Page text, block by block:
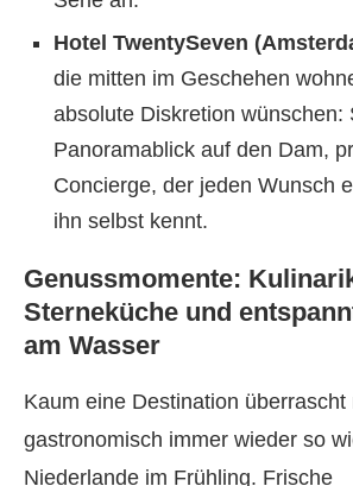
Hotel TwentySeven
die mitten im Geschehen
absolute Diskretion wünschen:
Panoramablick auf den Dam,
Concierge, der jeden Wunsch
ihn selbst kennt.
Genussmomente:
Sterneküche und
am Wasser
Kaum eine Destination überrascht
gastronomisch immer wieder so
Niederlande im Frühling. Frische